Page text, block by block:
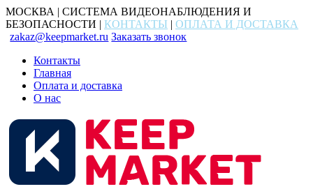
МОСКВА | СИСТЕМА ВИДЕОНАБЛЮДЕНИЯ И
БЕЗОПАСНОСТИ | КОНТАКТЫ | ОПЛАТА И ДОСТАВКА
zakaz@keepmarket.ru Заказать звонок
Контакты
Главная
Оплата и доставка
О нас